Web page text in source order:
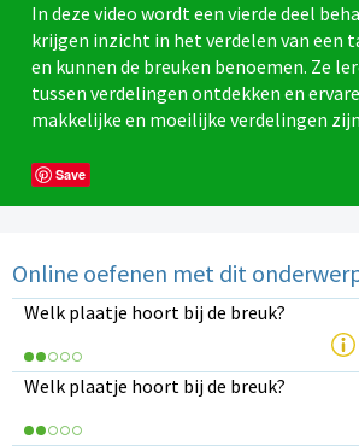
In deze video wordt een vierde deel
krijgen inzicht in het verdelen van een
en kunnen de breuken benoemen. Ze
tussen verdelingen ontdekken en
makkelijke en moeilijke verdelingen
Save
Online oefenen met dit
Welk plaatje hoort bij de breuk?
Welk plaatje hoort bij de breuk?